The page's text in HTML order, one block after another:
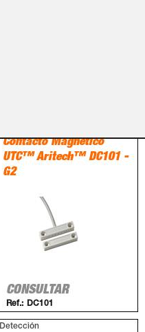
Contacto Magnético
UTC™ Aritech™ DC101 -
G2
CONSULTAR
Ref.: DC101
Detección